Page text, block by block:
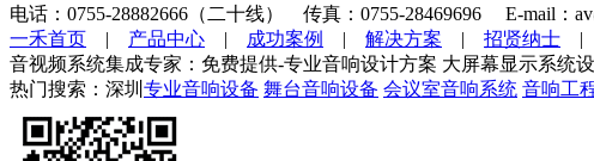
电话：0755-28882666（二十线） 传真：0755-28469696 E-mail：
一禾首页 | 产品中心 | 成功案例 | 解决方案 | 招贤纳士 |
音视频系统集成专家：免费提供-专业音响设计方案 大屏幕显示系统
热门搜索：深圳 专业音响设备 舞台音响设备 会议室音响系统 音响工